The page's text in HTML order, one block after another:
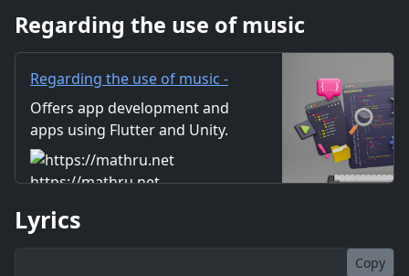
まって 岩をも砕く波になる 仲
間たち 魂の鼓動 重なりあっ
て
Regarding the use of music
Regarding the use of music -
mathru.net | App
Development with Flutter,
Unity/Music and Video
Production/Material
Distribution
Offers app development and
apps using Flutter and Unity.
Includes information on music
and videos created by the
images and video materials.
We also accept orders for
https://mathru.net
Lyrics
Copy